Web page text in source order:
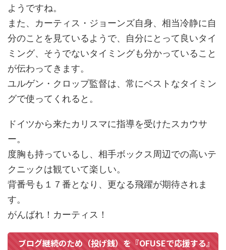
ようですね。
また、カーティス・ジョーンズ自身、相当冷静に自
分のことを見ているようで、自分にとって良いタイ
ミング、そうでないタイミングも分かっていること
が伝わってきます。
ユルゲン・クロップ監督は、常にベストなタイミン
グで使ってくれると。
ドイツから来たカリスマに指導を受けたスカウサ
ー。
度胸も持っているし、相手ボックス周辺での高いテ
クニックは観ていて楽しい。
背番号も１７番となり、更なる飛躍が期待されま
す。
がんばれ！カーティス！
ブログ継続のため（投げ銭）を『OFUSEで応援する』